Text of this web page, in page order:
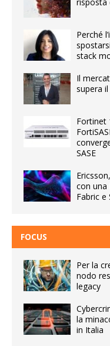
risposta
Perché
stack
Il
supera
Fortinet
SASE
con una
Fabric e
FOCUS
Per la
nodo
legacy
la
in Italia